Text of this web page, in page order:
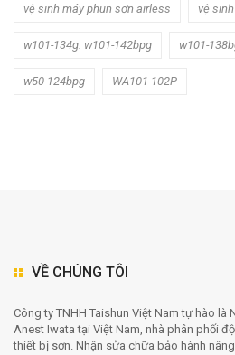
vệ sinh máy phun sơn airless vệ
w101-134g. w101-142bpg w101-
w50-124bpg WA101-102P
VỀ CHÚNG TÔI
Công ty TNHH Taishun Việt Nam tự hào là
Anest Iwata tại Việt Nam, nhà phân phối
thiết bị sơn. Nhận sửa chữa bảo hành